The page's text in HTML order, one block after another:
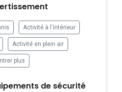
Activité à l'intérieur
Activité en plein air
plus
de sécurité